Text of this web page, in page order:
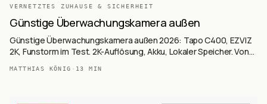
VERNETZTES ZUHAUSE & SICHERHEIT
Günstige Überwachungskamera außen
Günstige Überwachungskamera außen 2026: Tapo C400, EZVIZ
2K, Funstorm im Test. 2K-Auflösung, Akku, Lokaler Speicher. Von
28,83-49,96 € – Budget-Sicherheit.
MATTHIAS KÖNIG · 13 MIN